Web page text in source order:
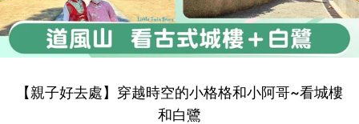
【親子好去處】穿越時空的小格格和小阿哥~看城樓
和白鷺